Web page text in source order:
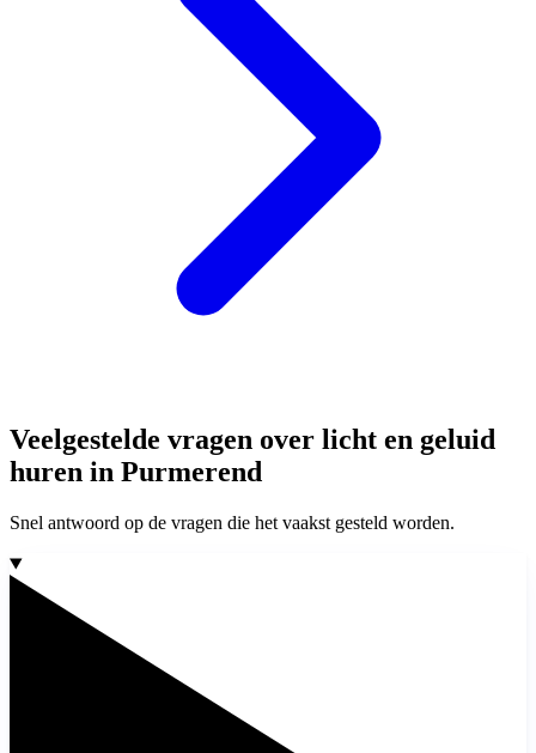
Veelgestelde vragen over licht en geluid
huren in Purmerend
Snel antwoord op de vragen die het vaakst gesteld worden.